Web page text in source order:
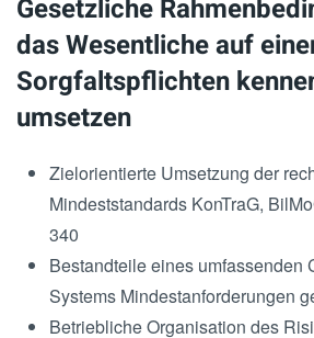
Gesetzliche
das Wesentliche auf
Sorgfaltspflichten
umsetzen
Zielorientierte Umsetzung der
Mindeststandards KonTraG,
340
Bestandteile eines umfassenden
Systems Mindestanforderungen
Betriebliche Organisation des